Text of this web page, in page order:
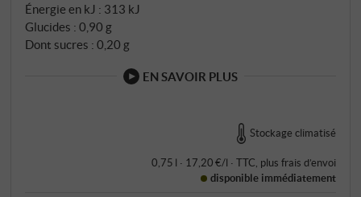
Énergie en kJ : 313 kJ
Glucides : 0,90 g
Dont sucres : 0,20 g
EN SAVOIR PLUS
Stockage climatisé
0,75 l · 17,20 €/l · TTC , plus frais d’envoi
disponible immédiatement